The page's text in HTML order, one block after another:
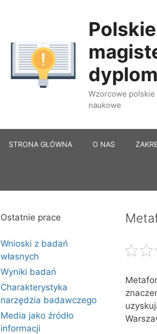
Wzorcowe
naukowe
STRONA GŁÓWNA O NAS
Ostatnie prace
Wnioski z badań
własnych
Wyniki badań
Charakterystyka
narzędzia badawczego
Media jako źródło
informacji